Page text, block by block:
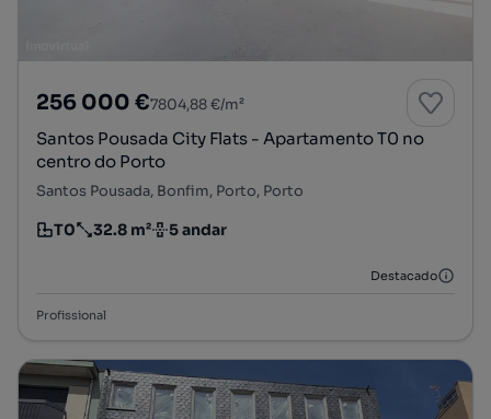
256 000 €7804,88 €/m²
Santos Pousada City Flats - Apartamento T0 no
centro do Porto
Santos Pousada, Bonfim, Porto, Porto
Tipologia
T0
Preço por metro quadrado
32.8 m²
Andar 5 andar
Destacado
Profissional